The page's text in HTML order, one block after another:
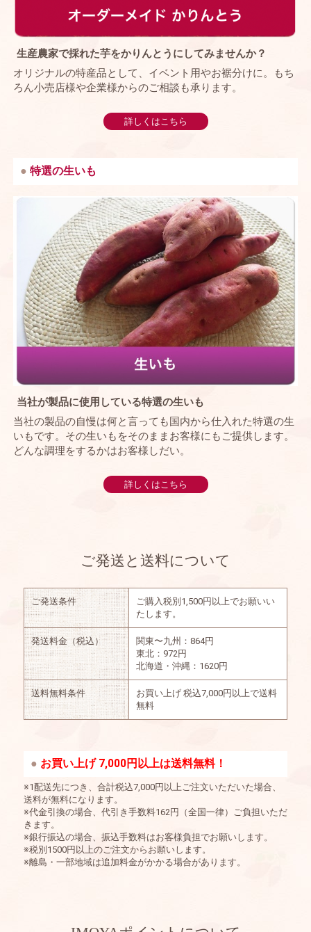
生産農家で採れた芋をかりんとうにしてみませんか？
オリジナルの特産品として、イベント用やお裾分けに。もち
ろん小売店様や企業様からのご相談も承ります。
詳しくはこちら
特選の生いも
当社が製品に使用している特選の生いも
当社の製品の自慢は何と言っても国内から仕入れた特選の生
いもです。その生いもをそのままお客様にもご提供します。
どんな調理をするかはお客様しだい。
詳しくはこちら
ご発送と送料について
ご発送条件
ご購入税別1,500円以上でお願いい
たします。
発送料金（税込）
関東〜九州：864円
東北：972円
北海道・沖縄：1620円
送料無料条件
お買い上げ 税込7,000円以上で送料
無料
お買い上げ 7,000円以上は送料無料！
※1配送先につき、合計税込7,000円以上ご注文いただいた場合、
送料が無料になります。
※代金引換の場合、代引き手数料162円（全国一律）ご負担いただ
きます。
※銀行振込の場合、振込手数料はお客様負担でお願いします。
※税別1500円以上のご注文からお願いします。
※離島・一部地域は追加料金がかかる場合があります。